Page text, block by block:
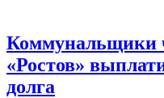
Коммунальщики
«Ростов»
долга